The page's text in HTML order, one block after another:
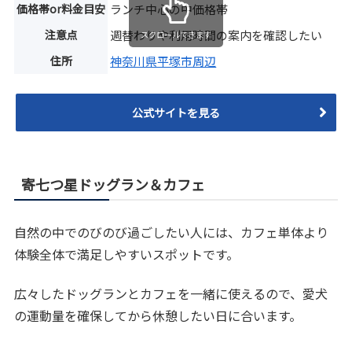
価格帯or料金目安 ランチ中心の中価格帯
注意点 週替わりや利用時間の案内を確認したい
住所 神奈川県平塚市周辺
スクロールできます
公式サイトを見る
寄七つ星ドッグラン＆カフェ
自然の中でのびのび過ごしたい人には、カフェ単体より
体験全体で満足しやすいスポットです。
広々したドッグランとカフェを一緒に使えるので、愛犬
の運動量を確保してから休憩したい日に合います。